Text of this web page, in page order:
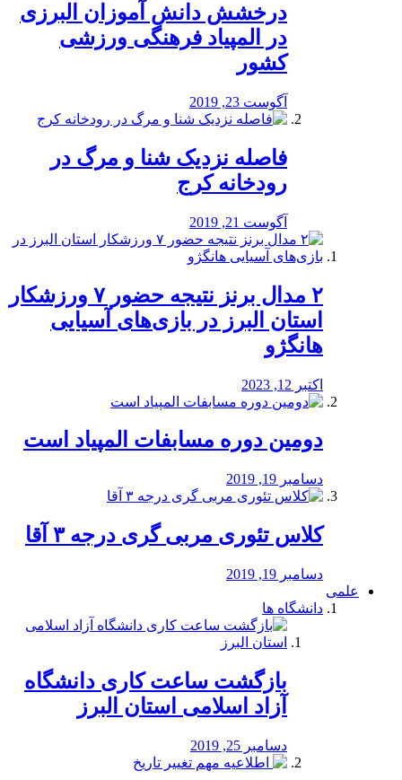
درخشش دانش آموزان البرزی
در المپیاد فرهنگی ورزشی
کشور
آگوست 23, 2019
️فاصله نزدیک شنا و مرگ در
رودخانه کرج
آگوست 21, 2019
۲ مدال برنز نتیجه حضور ۷ ورزشکار
استان البرز در بازی‌های آسیایی
هانگژو
اکتبر 12, 2023
دومین دوره مسابفات المپیاد است
دسامبر 19, 2019
کلاس تئوری مربی گری درجه ۳ آقا
دسامبر 19, 2019
علمی
دانشگاه ها
بازگشت ساعت کاری دانشگاه
آزاد اسلامی استان البرز
دسامبر 25, 2019